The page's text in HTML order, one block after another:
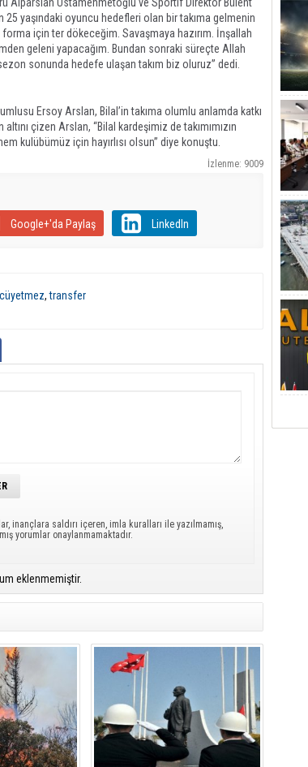
25 yaşındaki oyuncu hedefleri olan bir takıma gelmenin
için ter dökeceğim. Savaşmaya hazırım. İnşallah
geleni yapacağım. Bundan sonraki süreçte Allah
sonunda hedefe ulaşan takım biz oluruz” dedi.
Ersoy Arslan, Bilal’in takıma olumlu anlamda katkı
çizen Arslan, “Bilal kardeşimiz de takımımızın
kulübümüz için hayırlısı olsun” diye konuştu.
İzlenme: 9009
Google+'da Paylaş LinkedIn
,transfer
inançlara saldırı içeren, imla kuralları ile yazılmamış,
yorumlar onaylanmamaktadır.
eklenmemiştir.